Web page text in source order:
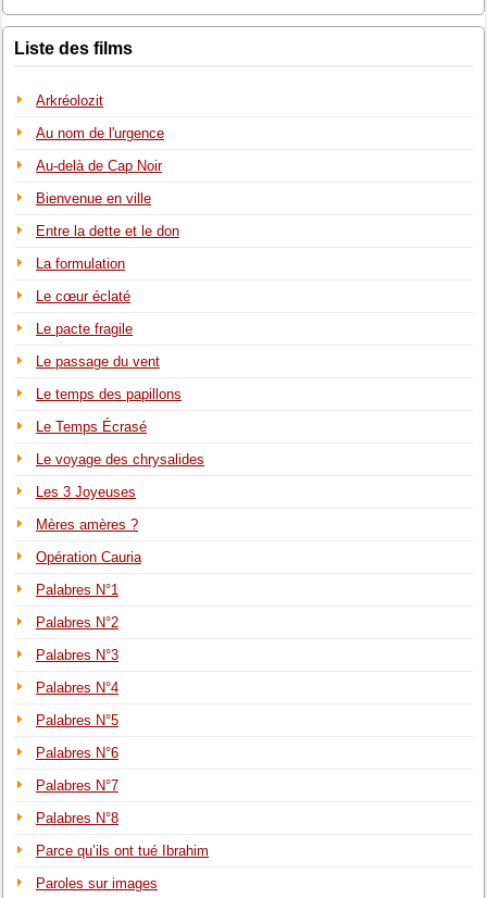
Liste des films
Arkréolozit
Au nom de l'urgence
Au-delà de Cap Noir
Bienvenue en ville
Entre la dette et le don
La formulation
Le cœur éclaté
Le pacte fragile
Le passage du vent
Le temps des papillons
Le Temps Écrasé
Le voyage des chrysalides
Les 3 Joyeuses
Mères amères ?
Opération Cauria
Palabres N°1
Palabres N°2
Palabres N°3
Palabres N°4
Palabres N°5
Palabres N°6
Palabres N°7
Palabres N°8
Parce qu’ils ont tué Ibrahim
Paroles sur images